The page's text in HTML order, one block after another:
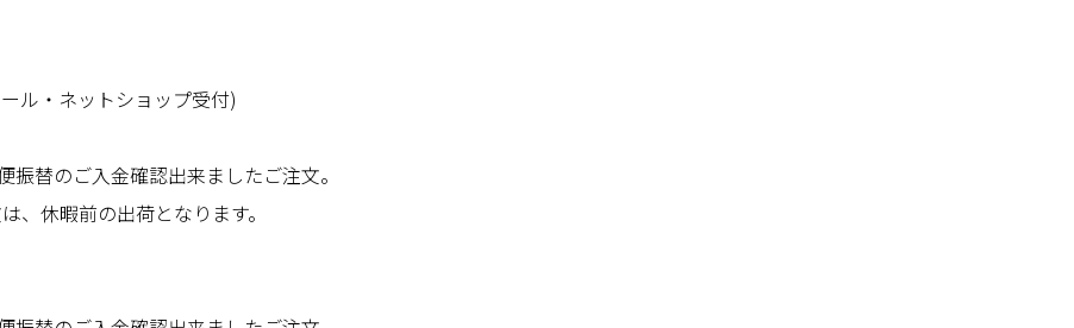
ル・ネットショップ受付)
替のご入金確認出来ましたご注文。
、休暇前の出荷となります。